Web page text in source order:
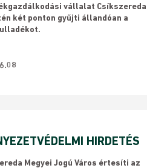
vállalat Csíkszereda
két ponton gyűjti állandóan a
HIRDETÉS
Megyei Jogú Város értesíti az